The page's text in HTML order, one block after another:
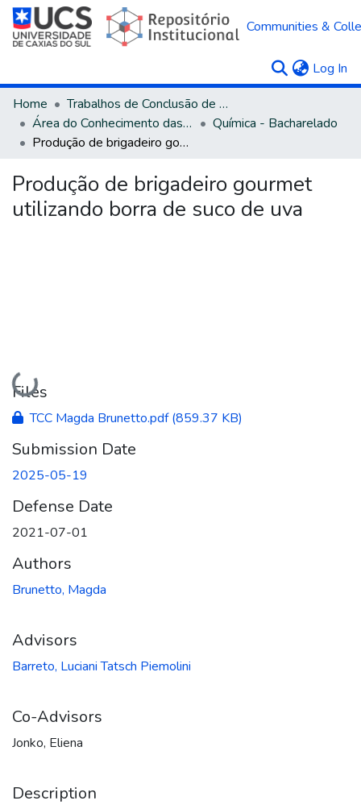
Communities &
Log In
Home
Trabalhos de Conclusão de Curso
Área do Conhecimento das Ciências Exatas e da Terra
Química - Bacharelado
Produção de brigadeiro gourmet utilizando borra de suco de uva
Produção de brigadeiro gourmet
utilizando borra de suco de uva
Loading...
Files
TCC Magda Brunetto.pdf(859.37 KB)
Submission Date
2025-05-19
Defense Date
2021-07-01
Authors
Brunetto, Magda
Advisors
Barreto, Luciani Tatsch Piemolini
Co-Advisors
Jonko, Eliena
Description